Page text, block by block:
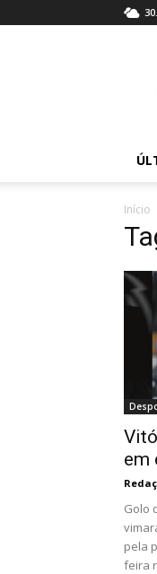
Início
em
Golo
pela
feira